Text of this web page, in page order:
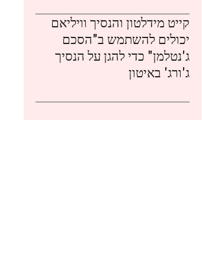
קייט מידלטון והנסיך וויליאם
יכולים להשתמש ב"הסכם
ג'נטלמן" כדי להגן על הנסיך
ג'ורג' באיטון